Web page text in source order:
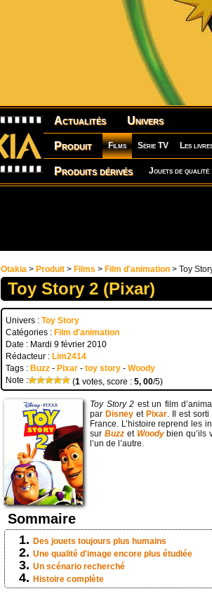
Actualités Univers
Produit Films Série TV Les
Produits dérivés Jouets de qualité
Otakia > Produit > Films > Film d'animation > Toy
Toy Story 2 (Pixar)
Univers : Toy Story
Catégories : Film d'animation
Date : Mardi 9 février 2010
Rédacteur : Lim2414
Tags : Buzz - Pixar - toy story - Woody
Note :
(1 votes, score : 5, 00/5)
Toy Story 2 est un film
par Disney et Pixar. Il est
France. L’histoire reprend les
sur Buzzet Woodybien qu’ils
l’un de l’autre.
Sommaire
Des jouets toujours plus humains
Une qualité d'image encore plus étudiée
Un scénario recherché
Histoire complète